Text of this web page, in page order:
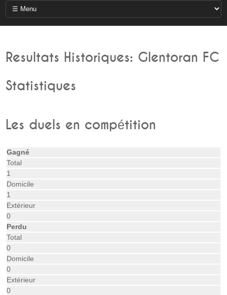
Resultats Historiques: Glentoran FC
Statistiques
Les duels en compétition
Gagné
Total
1
Domicile
1
Extérieur
0
Perdu
Total
0
Domicile
0
Extérieur
0